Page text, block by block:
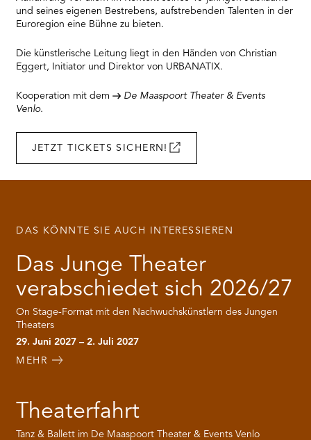
und seines eigenen Bestrebens, aufstrebenden Talenten in der
Euroregion eine Bühne zu bieten.
Die künstlerische Leitung liegt in den Händen von Christian
Eggert, Initiator und Direktor von URBANATIX.
Kooperation mit dem
De Maaspoort Theater & Events
Venlo.
JETZT TICKETS SICHERN!
DAS KÖNNTE SIE AUCH INTERESSIEREN
Das Junge Theater
verabschiedet sich 2026/27
On Stage-Format mit den Nachwuchskünstlern des Jungen
Theaters
29. Juni 2027 – 2. Juli 2027
MEHR
Theaterfahrt
Tanz & Ballett im De Maaspoort Theater & Events Venlo